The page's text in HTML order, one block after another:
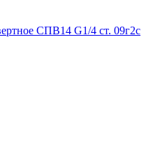
СПВ14 G1/4 ст. 09г2с